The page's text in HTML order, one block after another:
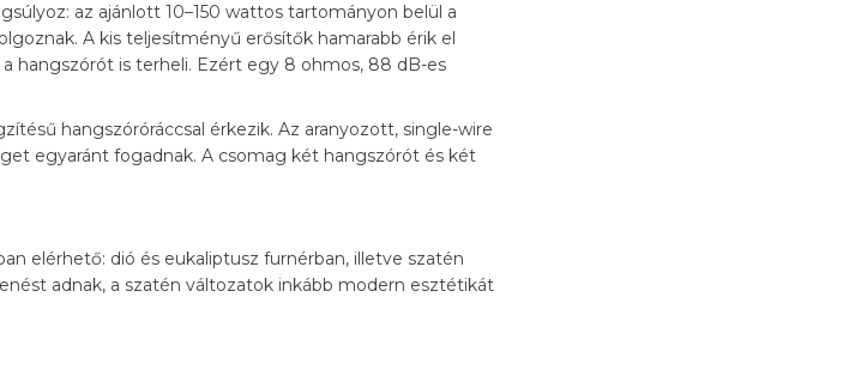
az ajánlott 10–150 wattos tartományon belül a
A kis teljesítményű erősítők hamarabb érik el
hangszórót is terheli. Ezért egy 8 ohmos, 88 dB-es
hangszóróráccsal érkezik. Az aranyozott, single-wire
egyaránt fogadnak. A csomag két hangszórót és két
elérhető: dió és eukaliptusz furnérban, illetve szatén
adnak, a szatén változatok inkább modern esztétikát